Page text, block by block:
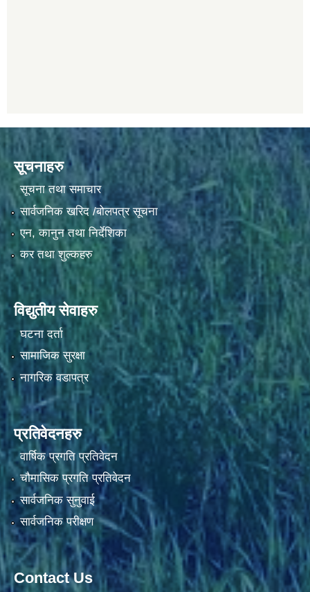
सूचनाहरु
सूचना तथा समाचार
सार्वजनिक खरिद /बोलपत्र सूचना
एन, कानुन तथा निर्देशिका
कर तथा शुल्कहरु
विद्युतीय सेवाहरु
घटना दर्ता
सामाजिक सुरक्षा
नागरिक वडापत्र
प्रतिवेदनहरु
वार्षिक प्रगति प्रतिवेदन
चौमासिक प्रगति प्रतिवेदन
सार्वजनिक सुनुवाई
सार्वजनिक परीक्षण
Contact Us